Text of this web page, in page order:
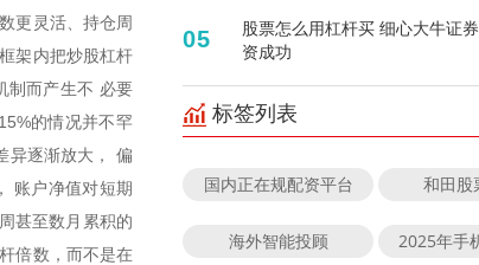
更灵活、持仓周
架内把炒股杠杆
制而产生不 必要
的情况并不罕
异逐渐放大， 偏
账户净值对短期
甚至数月累积的
倍数，而不是在
05
股票怎么用杠杆买 细心大牛证
资成功
标签列表
国内正在规配资平台 和田股
海外智能投顾 2025年手